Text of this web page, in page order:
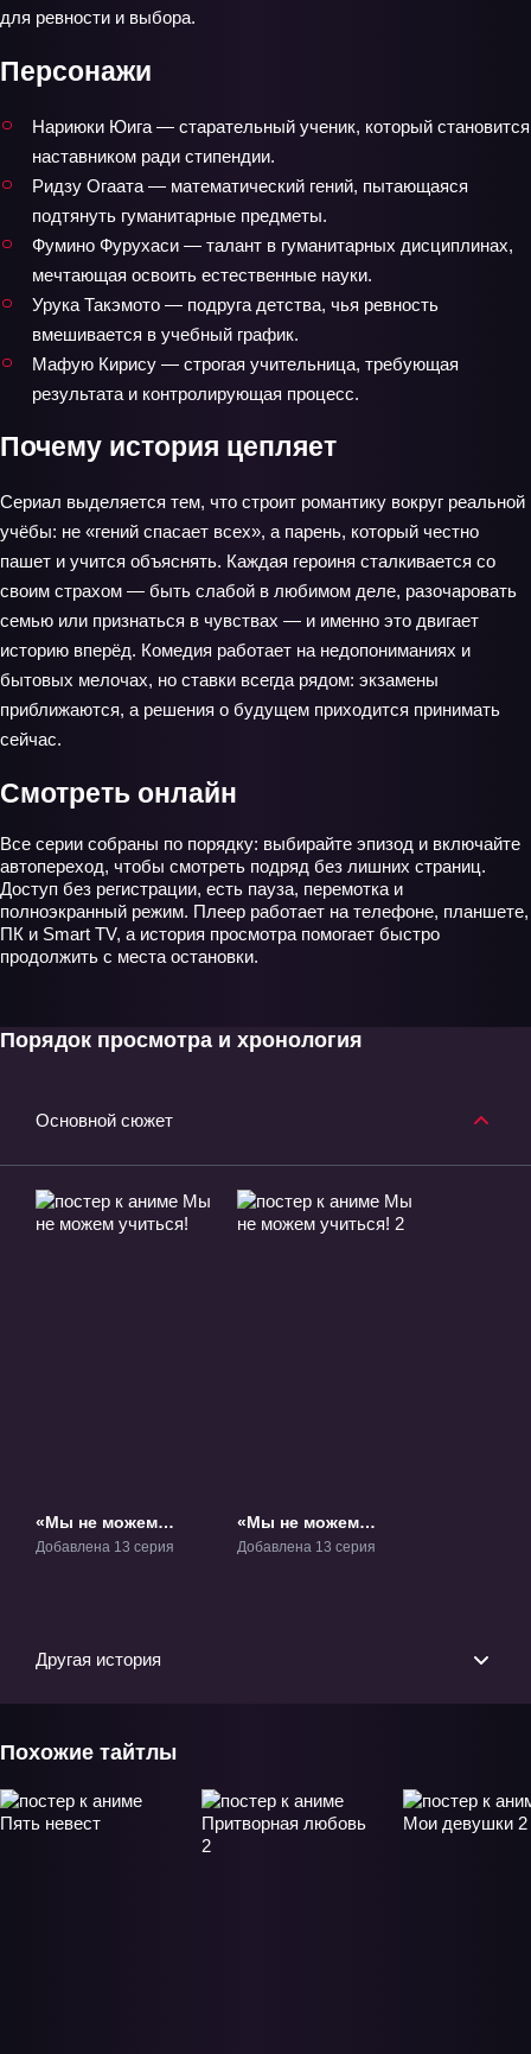
для ревности и выбора.
Персонажи
Нариюки Юига — старательный ученик, который становится
наставником ради стипендии.
Ридзу Огаата — математический гений, пытающаяся
подтянуть гуманитарные предметы.
Фумино Фурухаси — талант в гуманитарных дисциплинах,
мечтающая освоить естественные науки.
Урука Такэмото — подруга детства, чья ревность
вмешивается в учебный график.
Мафую Кирису — строгая учительница, требующая
результата и контролирующая процесс.
Почему история цепляет
Сериал выделяется тем, что строит романтику вокруг реальной
учёбы: не «гений спасает всех», а парень, который честно
пашет и учится объяснять. Каждая героиня сталкивается со
своим страхом — быть слабой в любимом деле, разочаровать
семью или признаться в чувствах — и именно это двигает
историю вперёд. Комедия работает на недопониманиях и
бытовых мелочах, но ставки всегда рядом: экзамены
приближаются, а решения о будущем приходится принимать
сейчас.
Смотреть онлайн
Все серии собраны по порядку: выбирайте эпизод и включайте
автопереход, чтобы смотреть подряд без лишних страниц.
Доступ без регистрации, есть пауза, перемотка и
полноэкранный режим. Плеер работает на телефоне, планшете,
ПК и Smart TV, а история просмотра помогает быстро
продолжить с места остановки.
Порядок просмотра и хронология
Основной сюжет
«Мы не можем
учиться!» ТВ-1
Добавлена 13 серия
«Мы не можем
учиться! 2» ТВ-2
Добавлена 13 серия
Другая история
Похожие тайтлы